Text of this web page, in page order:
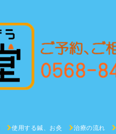
使用する鍼、お灸 治療の流れ